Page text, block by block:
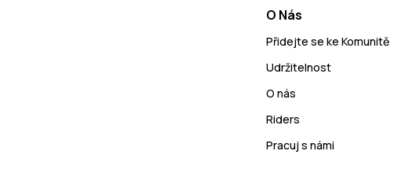
O Nás
Přidejte se ke Komunitě
Udržitelnost
O nás
Riders
Pracuj s námi